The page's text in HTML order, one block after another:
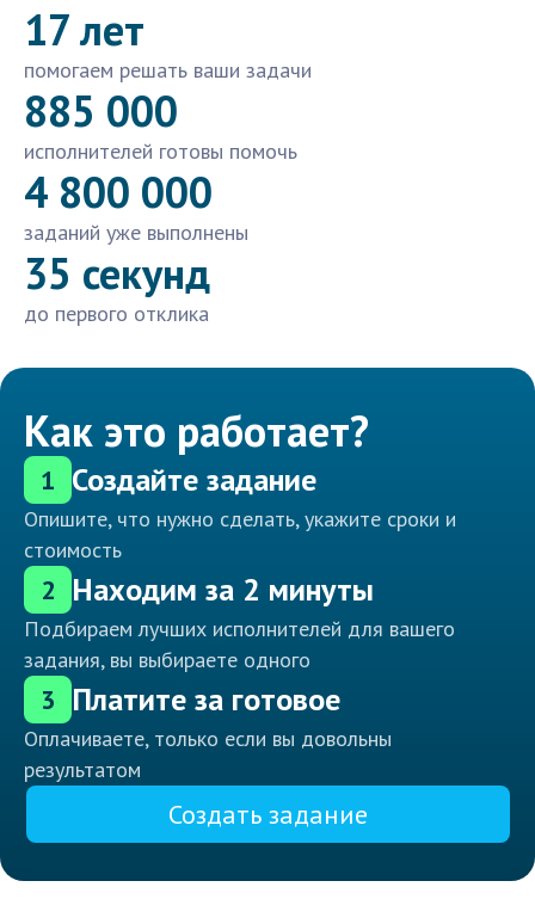
17 лет
помогаем решать ваши задачи
885 000
исполнителей готовы помочь
4 800 000
заданий уже выполнены
35 секунд
до первого отклика
Как это работает?
1 Создайте задание
Опишите, что нужно сделать, укажите сроки и
стоимость
2 Находим за 2 минуты
Подбираем лучших исполнителей для вашего
задания, вы выбираете одного
3 Платите за готовое
Оплачиваете, только если вы довольны
результатом
Создать задание